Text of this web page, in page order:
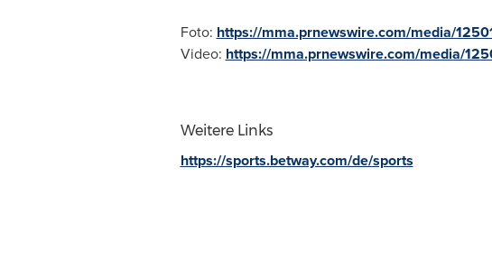
Foto: https://mma.prnewswire.com/media/
Video: https://mma.prnewswire.com/media/
Weitere Links
https://sports.betway.com/de/sports